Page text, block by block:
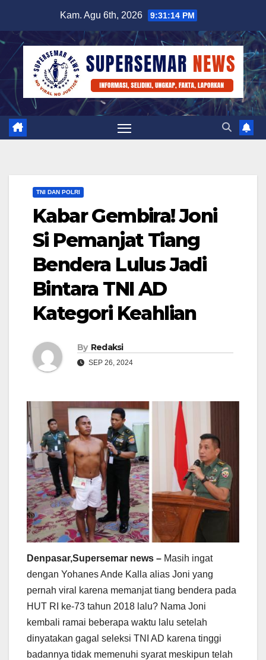
content
Kam. Agu 6th, 2026 9:31:15 PM
TNI DAN POLRI
Kabar Gembira! Joni
Si Pemanjat Tiang
Bendera Lulus Jadi
Bintara TNI AD
Kategori Keahlian
By Redaksi
SEP 26, 2024
Denpasar,Supersemar news – Masih ingat
dengan Yohanes Ande Kalla alias Joni yang
pernah viral karena memanjat tiang bendera pada
HUT RI ke-73 tahun 2018 lalu? Nama Joni
kembali ramai beberapa waktu lalu setelah
dinyatakan gagal seleksi TNI AD karena tinggi
badannya tidak memenuhi syarat meskipun telah